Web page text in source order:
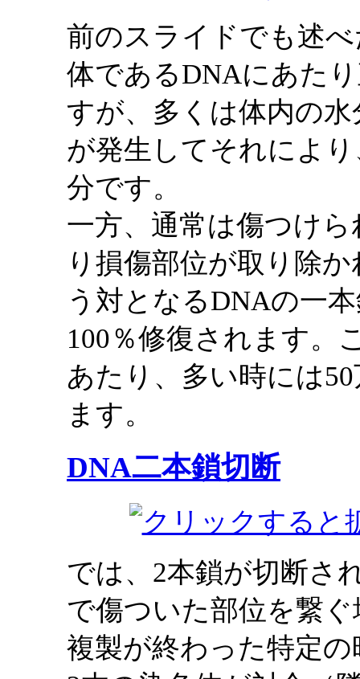
前のスライドでも述
体であるDNAにあた
すが、多くは体内の
が発生してそれによ
分です。
一方、通常は傷つけ
り損傷部位が取り除
う対となるDNAの一
100％修復されます。
あたり、多い時には
ます。
DNA二本鎖切断
では、2本鎖が切断さ
で傷ついた部位を繋
複製が終わった特定